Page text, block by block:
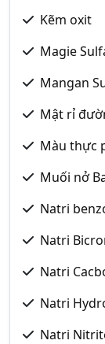
Kẽm oxit
Magie
Mangan
Mật rỉ
Màu thực
Muối nở
Natri
Natri
Natri
Natri
Natri